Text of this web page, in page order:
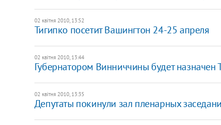
02 квітня 2010, 13:52
Тигипко посетит Вашингтон 24-25 апреля
02 квітня 2010, 13:44
Губернатором Винниччины будет назначен
02 квітня 2010, 13:35
Депутаты покинули зал пленарных